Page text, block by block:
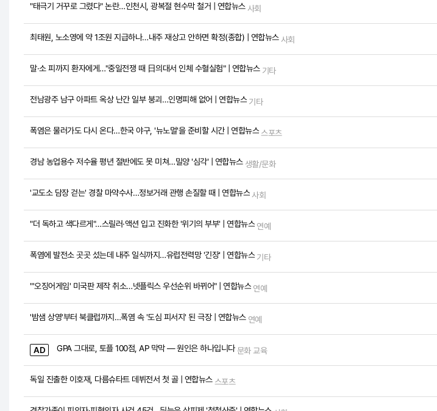
"태극기 거꾸로 그렸다" 논란…인천시, 광복절 현수막 철거 | 연합뉴스 사회
최태원, 노소영에 약 1조원 지급하나…내주 재상고 안하면 확정(종합) | 연합뉴스 사회
말·소 피까지 환자에게…"중일전쟁 때 日의대서 인체 수혈실험" | 연합뉴스 기타
전남광주 남구 아파트 옥상 난간 일부 붕괴…인명피해 없어 | 연합뉴스 기타
폭염은 물러가도 다시 온다…한국 야구, '뉴노멀'을 준비할 시간 | 연합뉴스스포츠
경남 농업용수 저수율 평년 절반에도 못 미쳐…밀양 '심각' | 연합뉴스 생활/문화
'교도소 담장 걷는' 경찰 마약수사…정보거래 관행 손질할 때 | 연합뉴스사회
"더 독하고 색다르게"…스릴러·액션 입고 진화한 '위기의 부부' | 연합뉴스연예
폭염에 발전소 곳곳 섰는데 내주 일식까지…유럽전력망 '긴장' | 연합뉴스 기타
"'오징어게임' 미국판 제작 취소…넷플릭스 우선순위 바뀌어" | 연합뉴스연예
'밤샘 상영'부터 북클럽까지…폭염 속 '도심 피서지' 된 극장 | 연합뉴스 연예
AD GPA 그대로, 토플 100점, AP 막막 — 원인은 하나입니다 문화 교육
독일 진출한 이호재, 다름슈타트 데뷔전서 첫 골 | 연합뉴스 스포츠